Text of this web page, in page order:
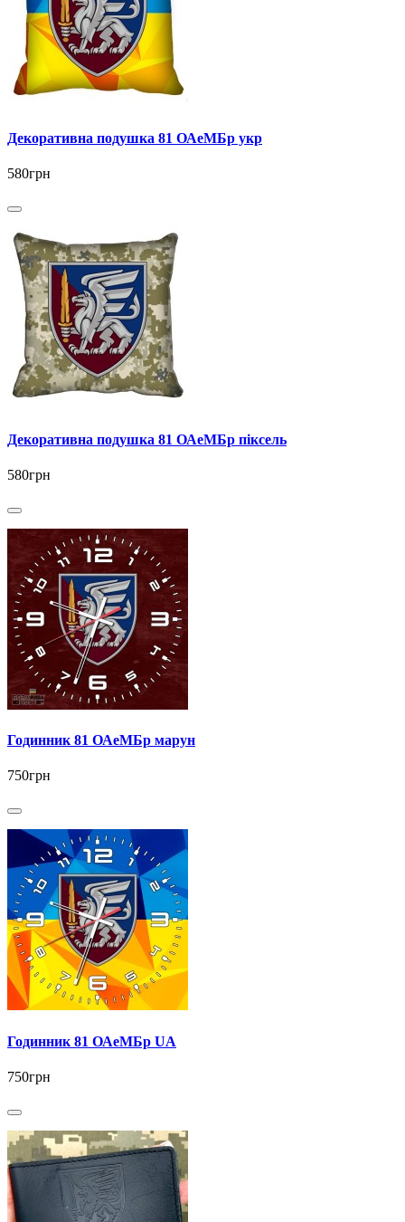
Декоративна подушка 81 ОАеМБр укр
580грн
Декоративна подушка 81 ОАеМБр піксель
580грн
Годинник 81 ОАеМБр марун
750грн
Годинник 81 ОАеМБр UA
750грн